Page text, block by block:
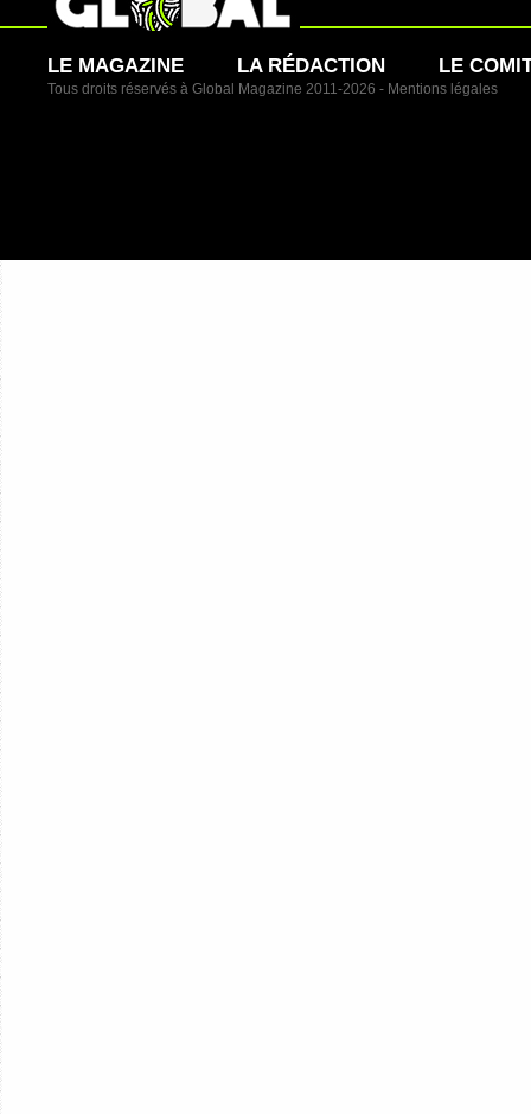
LE MAGAZINE LA RÉDACTION LE
Tous droits réservés à Global Magazine 2011-2026 - Mentions légales